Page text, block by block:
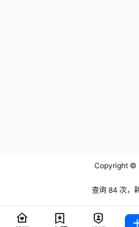
Copyright ©
查询 84 次，